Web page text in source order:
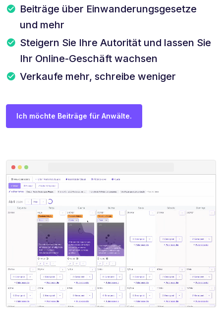
Beiträge über Einwanderungsgesetze
und mehr
Steigern Sie Ihre Autorität und lassen Sie
Ihr Online-Geschäft wachsen
Verkaufe mehr, schreibe weniger
Ich möchte Beiträge für Anwälte.